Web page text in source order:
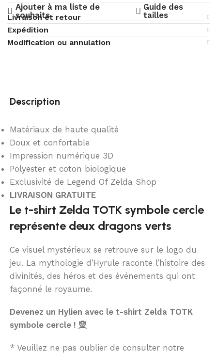
Ajouter à ma liste de
souhaits
Guide des
tailles
Livraison et retour
Expédition
Modification ou annulation
Description
Matériaux de haute qualité
Doux et confortable
Impression numérique 3D
Polyester et coton biologique
Exclusivité de Legend Of Zelda Shop
LIVRAISON GRATUITE
Le t-shirt Zelda TOTK symbole cercle
représente deux dragons verts
Ce visuel mystérieux se retrouve sur le logo du
jeu. La mythologie d’Hyrule raconte l’histoire des
divinités, des héros et des événements qui ont
façonné le royaume.
Devenez un Hylien avec le t-shirt Zelda TOTK
symbole cercle ! 🧝
* Veuillez ne pas oublier de consulter notre